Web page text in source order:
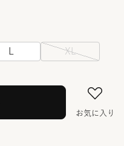
XL
お気に入り